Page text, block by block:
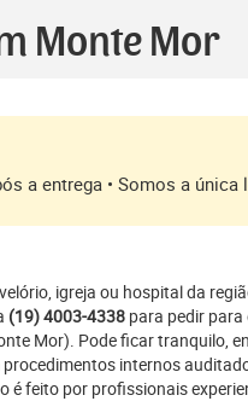
Monte Mor
a entrega • Somos a
igreja ou hospital da
(19) 4003-4338 para pedir
Mor). Pode ficar tranquilo,
internos
feito por profissionais